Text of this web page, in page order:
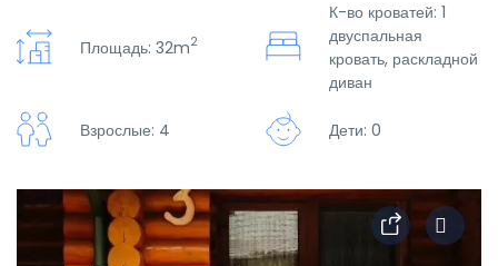
Площадь: 32m2
К-во кроватей: 1
двуспальная
кровать, раскладной
диван
Взрослые: 4 Дети: 0